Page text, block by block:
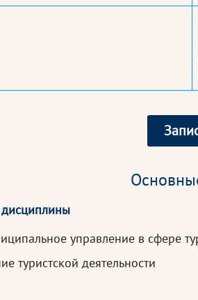
управление в сфере
туристской деятельности